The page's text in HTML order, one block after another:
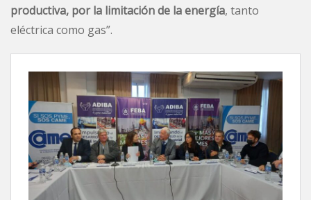
productiva, por la limitación de la energía, tanto
eléctrica como gas”.